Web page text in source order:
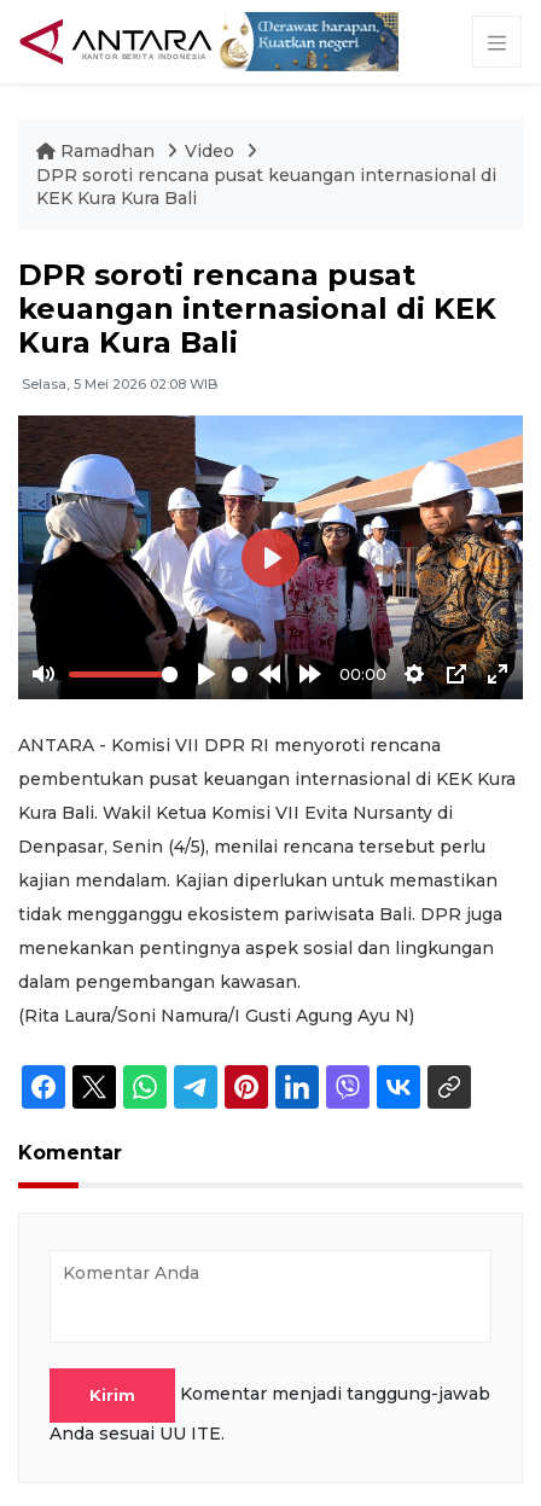
Ramadhan
Video
DPR soroti rencana pusat keuangan internasional di
KEK Kura Kura Bali
DPR soroti rencana pusat
keuangan internasional di KEK
Kura Kura Bali
Selasa, 5 Mei 2026 02:08 WIB
Mute Play
RewindForward
00:00
Settings
PIP
Play
ANTARA - Komisi VII DPR RI menyoroti rencana
pembentukan pusat keuangan internasional di KEK Kura
Kura Bali. Wakil Ketua Komisi VII Evita Nursanty di
Denpasar, Senin (4/5), menilai rencana tersebut perlu
kajian mendalam. Kajian diperlukan untuk memastikan
tidak mengganggu ekosistem pariwisata Bali. DPR juga
menekankan pentingnya aspek sosial dan lingkungan
dalam pengembangan kawasan.
(Rita Laura/Soni Namura/I Gusti Agung Ayu N)
Komentar
Kirim
Komentar menjadi tanggung-jawab
Anda sesuai UU ITE.